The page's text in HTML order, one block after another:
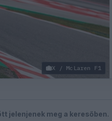
X / McLaren F1
jelenjenek meg a keresőben.